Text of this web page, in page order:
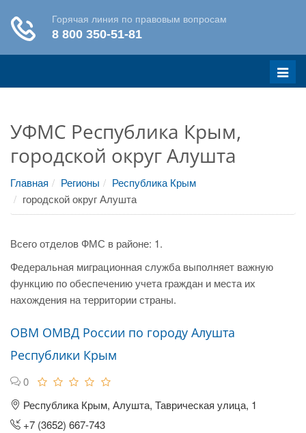
Меню
УФМС Республика Крым,
городской округ Алушта
Главная Регионы
Республика Крым
городской округ Алушта
Всего отделов ФМС в районе: 1.
Федеральная миграционная служба выполняет важную
функцию по обеспечению учета граждан и места их
нахождения на территории страны.
ОВМ ОМВД России по городу Алушта
Республики Крым
0
Республика Крым, Алушта, Таврическая улица, 1
+7 (3652) 667-743